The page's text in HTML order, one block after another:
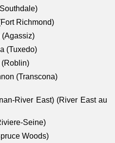
Richmond)
(Tuxedo)
(Roblin)
(Transcona)
River East) (River East au
Seine)
Woods)